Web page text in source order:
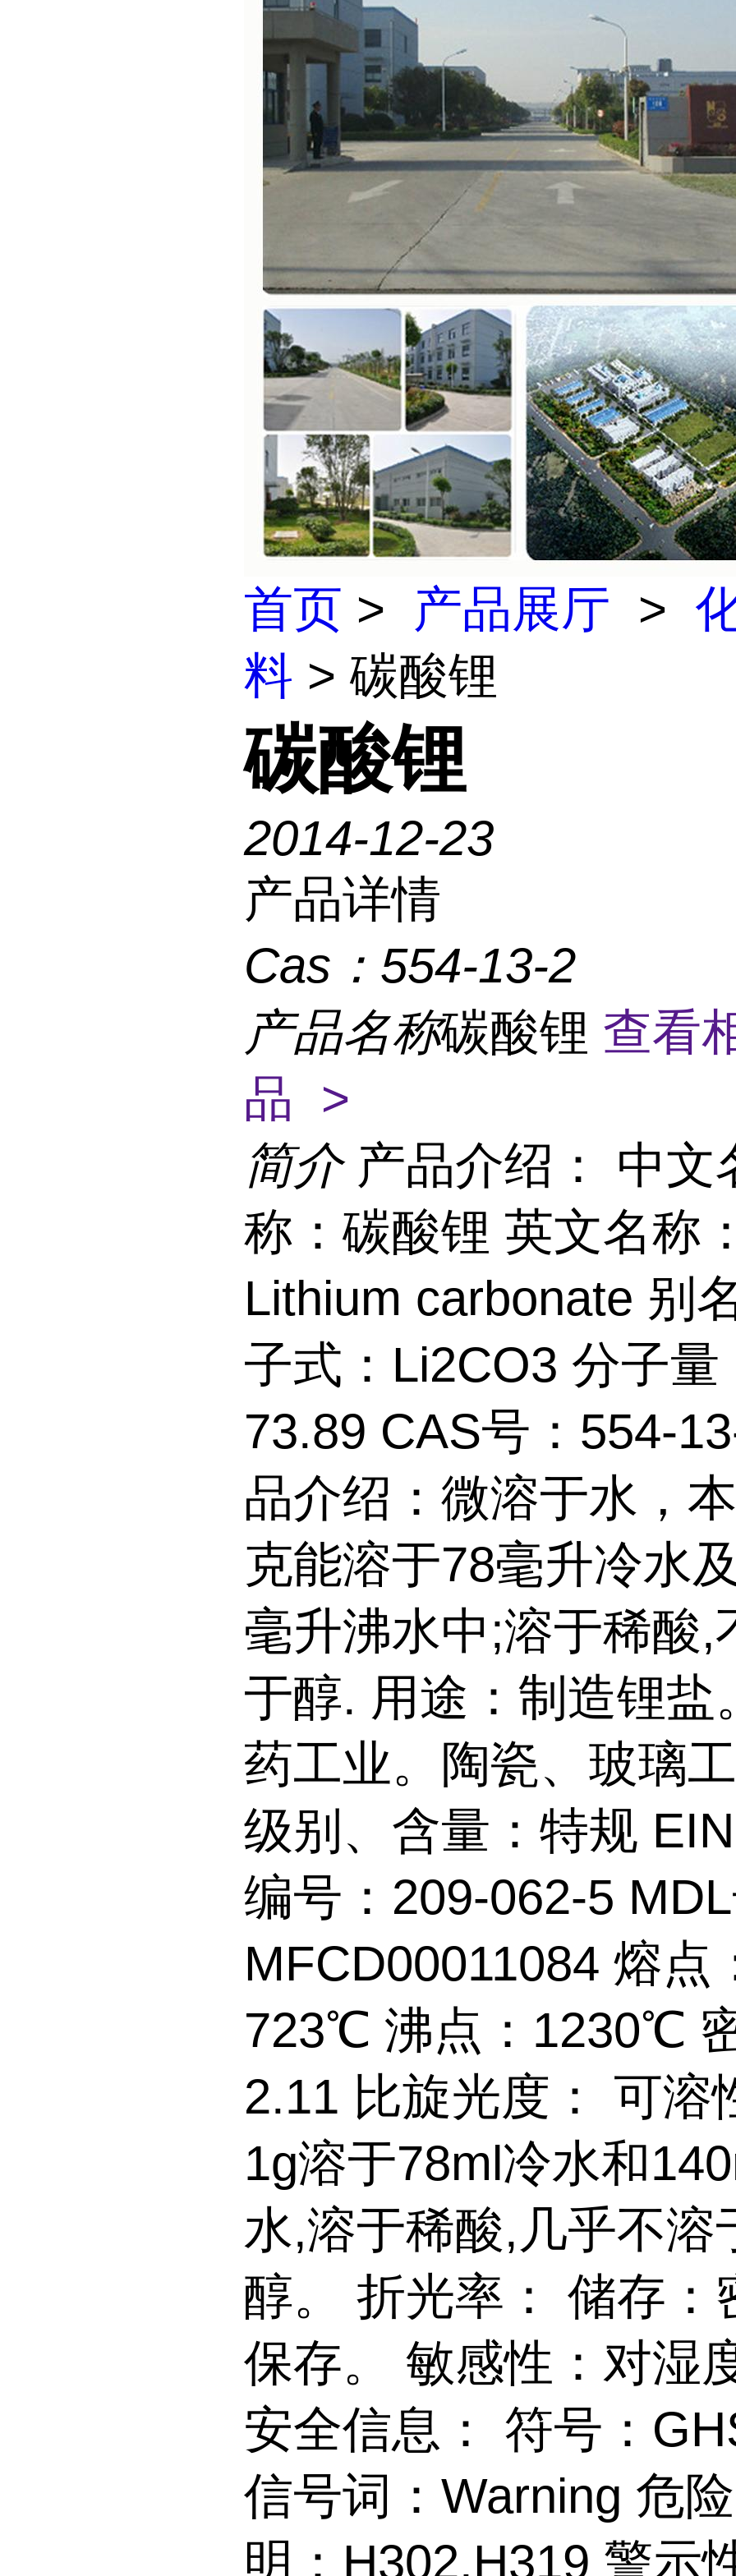
首页 > 产品展厅 >
料 > 碳酸锂
碳酸锂
2014-12-23
产品详情
Cas： 554-13-2
产品名称碳酸锂 查看
品 >
简介 产品介绍： 中文
称：碳酸锂 英文名称
Lithium carbonate 别
子式：Li2CO3 分子量
73.89 CAS号：554-
品介绍：微溶于水，
克能溶于78毫升冷水
毫升沸水中;溶于稀酸,
于醇. 用途：制造锂盐
药工业。陶瓷、玻璃
级别、含量：特规
编号：209-062-5
MFCD00011084 熔点
723℃ 沸点：1230℃
2.11 比旋光度： 可溶
1g溶于78ml冷水和
水,溶于稀酸,几乎不溶
醇。 折光率： 储存：
保存。 敏感性：对湿
安全信息： 符号：
信号词：Warning 危
明：H302,H319 警示